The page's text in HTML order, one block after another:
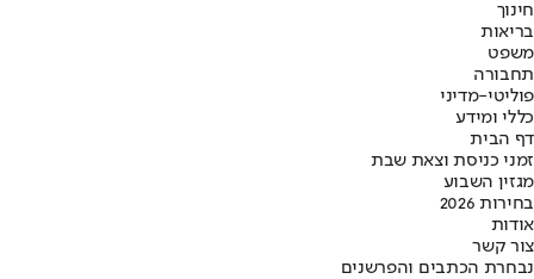
חינוך
בריאות
משפט
תחבורה
פוליטי-מדיני
כללי ומידע
דף הבית
זמני כניסת וצאת שבת
מגזין השבוע
בחירות 2026
אודות
צור קשר
נבחרת הכתבים והפרשנים